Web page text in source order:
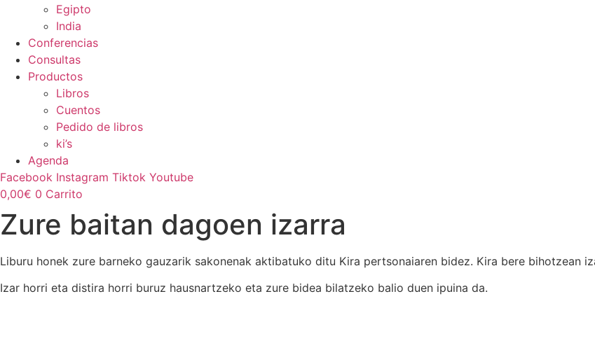
Egipto
India
Conferencias
Consultas
Productos
Libros
Cuentos
Pedido de libros
ki’s
Agenda
Facebook Instagram Tiktok Youtube
0,00€ 0 Carrito
Zure baitan dagoen izarra
Liburu honek zure barneko gauzarik sakonenak aktibatuko ditu Kira pertsonaiaren bidez. Kira bere bihotzean
Izar horri eta distira horri buruz hausnartzeko eta zure bidea bilatzeko balio duen ipuina da.